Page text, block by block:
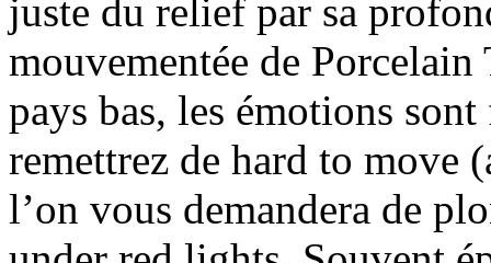
juste du relief par sa
mouvementée de Porcelain
pays bas, les émotions
remettrez de hard to move
l’on vous demandera de